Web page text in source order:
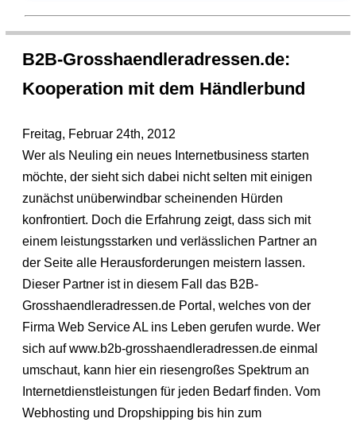
B2B-Grosshaendleradressen.de:
Kooperation mit dem Händlerbund
Freitag, Februar 24th, 2012
Wer als Neuling ein neues Internetbusiness starten
möchte, der sieht sich dabei nicht selten mit einigen
zunächst unüberwindbar scheinenden Hürden
konfrontiert. Doch die Erfahrung zeigt, dass sich mit
einem leistungsstarken und verlässlichen Partner an
der Seite alle Herausforderungen meistern lassen.
Dieser Partner ist in diesem Fall das B2B-
Grosshaendleradressen.de Portal, welches von der
Firma Web Service AL ins Leben gerufen wurde. Wer
sich auf www.b2b-grosshaendleradressen.de einmal
umschaut, kann hier ein riesengroßes Spektrum an
Internetdienstleistungen für jeden Bedarf finden. Vom
Webhosting und Dropshipping bis hin zum